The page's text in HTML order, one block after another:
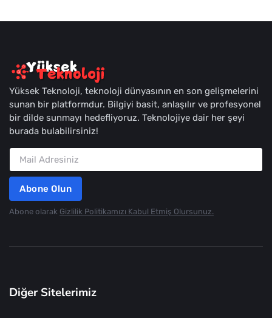
Yüksek Teknoloji, teknoloji dünyasının en son gelişmelerini
sunan bir platformdur. Bilgiyi basit, anlaşılır ve profesyonel
bir dilde sunmayı hedefliyoruz. Teknolojiye dair her şeyi
burada bulabilirsiniz!
Abone Olun
Abone olarak Gizlilik Politikamızı Kabul Etmiş Olursunuz.
Diğer Sitelerimiz